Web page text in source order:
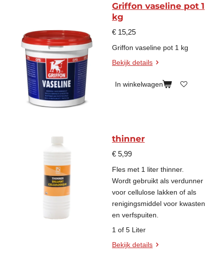
Griffon vaseline pot 1
kg
€ 15,25
Griffon vaseline pot 1 kg
Bekijk details
In winkelwagen
thinner
€ 5,99
Fles met 1 liter thinner.
Wordt gebruikt als verdunner
voor cellulose lakken of als
renigingsmiddel voor kwasten
en verfspuiten.
1 of 5 Liter
Bekijk details